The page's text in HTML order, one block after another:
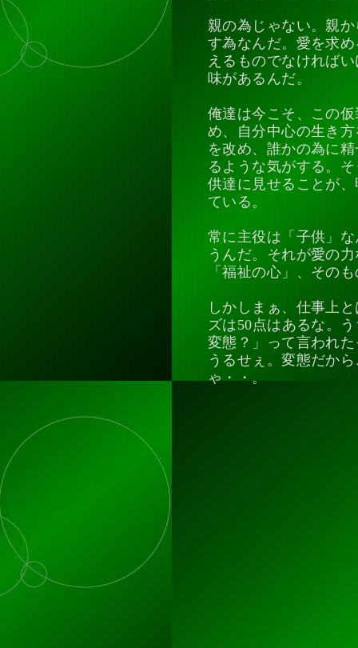
親の為じゃない。親
す為なんだ。愛を求
えるものでなければ
味があるんだ。
俺達は今こそ、この
め、自分中心の生き
を改め、誰かの為に
るような気がする。
供達に見せることが
ている。
常に主役は「子供」
うんだ。それが愛の
「福祉の心」、その
しかしまぁ、仕事上
ズは50点はあるな。
変態？」って言われ
うるせぇ。変態だか
ゃ・・。